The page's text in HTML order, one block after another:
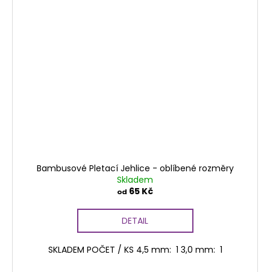
Bambusové Pletací Jehlice - oblíbené rozměry
Skladem
od 65 Kč
DETAIL
SKLADEM POČET / KS 4,5 mm: 1 3,0 mm: 1